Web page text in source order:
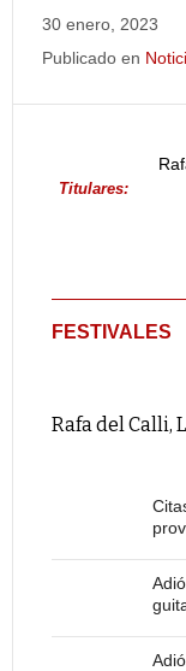
30 enero, 2023
Publicado en
Titulares:
FESTIVALES
Rafa del Calli,